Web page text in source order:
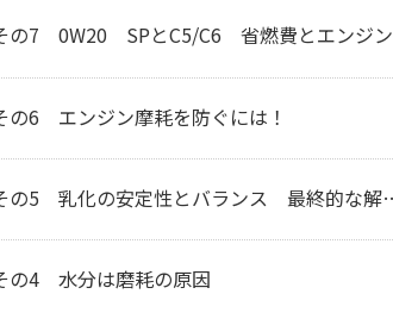
SPとC5/C6 省燃費とエンジン保護どちらを優先？
の6 エンジン摩耗を防ぐには！
乳化の安定性とバランス 最終的な解決とは？
の4 水分は磨耗の原因